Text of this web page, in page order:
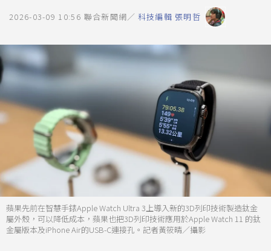
2026-03-09 10:56 聯合新聞網／ 科技編輯 張明哲
蘋果先前在智慧手錶Apple Watch Ultra 3上導入新的3D列印技術製造鈦金
屬外殼，可以降低成本，蘋果也把3D列印技術應用於Apple Watch 11 的鈦
金屬版本及iPhone Air的USB-C連接孔。記者黃筱晴／攝影